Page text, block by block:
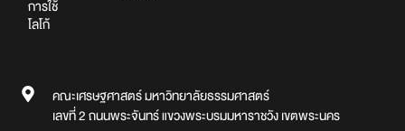
การใช้
โลโก้
คณะเศรษฐศาสตร์ มหาวิทยาลัยธรรมศาสตร์
เลขที่ 2 ถนนพระจันทร์ แขวงพระบรมมหาราชวัง เขตพระนคร